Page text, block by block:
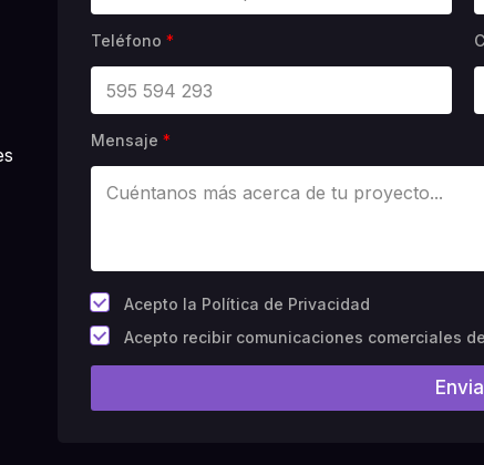
Teléfono *
Mensaje *
*
Acepto la Política de Privacidad
C
a
m
o
Acepto recibir comunicaciones comerciales